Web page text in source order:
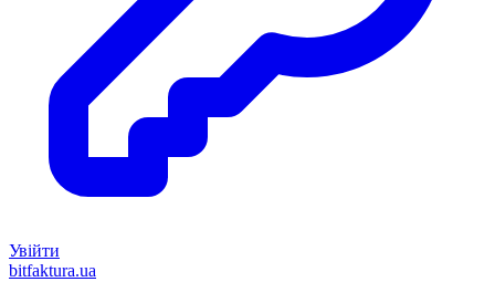
Увійти
bitfaktura.ua